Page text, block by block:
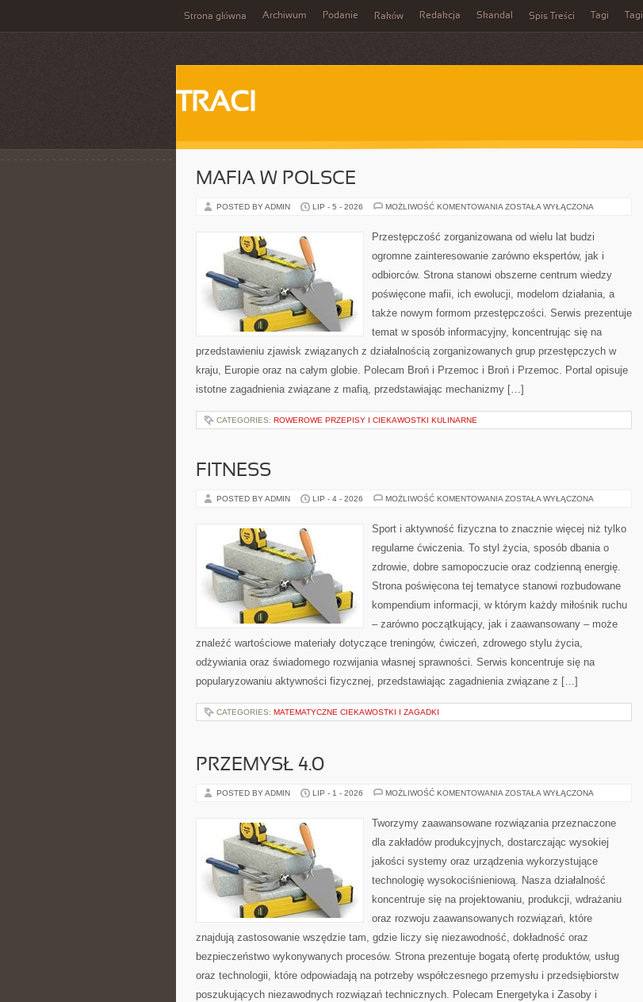
Strona główna Archiwum Podanie Raków Redakcja Skandal Spis Treści Tagi Tagi
TRACI
MAFIA W POLSCE
POSTED BY ADMIN LIP - 5 - 2026 MOŻLIWOŚĆ KOMENTOWANIA MAFIA
ZOSTAŁA WYŁĄCZONA
Przestępczość zorganizowana od wielu lat budzi
ogromne zainteresowanie zarówno ekspertów, jak i
odbiorców. Strona stanowi obszerne centrum wiedzy
poświęcone mafii, ich ewolucji, modelom działania, a
także nowym formom przestępczości. Serwis prezentuje
temat w sposób informacyjny, koncentrując się na
przedstawieniu zjawisk związanych z działalnością zorganizowanych grup przestępczych w
kraju, Europie oraz na całym globie. Polecam Broń i Przemoc i Broń i Przemoc. Portal opisuje
istotne zagadnienia związane z mafią, przedstawiając mechanizmy […]
CATEGORIES: ROWEROWE PRZEPISY I CIEKAWOSTKI KULINARNE
FITNESS
POSTED BY ADMIN LIP - 4 - 2026 MOŻLIWOŚĆ KOMENTOWANIA FITNESS
ZOSTAŁA WYŁĄCZONA
Sport i aktywność fizyczna to znacznie więcej niż tylko
regularne ćwiczenia. To styl życia, sposób dbania o
zdrowie, dobre samopoczucie oraz codzienną energię.
Strona poświęcona tej tematyce stanowi rozbudowane
kompendium informacji, w którym każdy miłośnik ruchu
– zarówno początkujący, jak i zaawansowany – może
znaleźć wartościowe materiały dotyczące treningów, ćwiczeń, zdrowego stylu życia,
odżywiania oraz świadomego rozwijania własnej sprawności. Serwis koncentruje się na
popularyzowaniu aktywności fizycznej, przedstawiając zagadnienia związane z […]
CATEGORIES: MATEMATYCZNE CIEKAWOSTKI I ZAGADKI
PRZEMYSŁ 4.0
POSTED BY ADMIN LIP - 1 - 2026 MOŻLIWOŚĆ KOMENTOWANIA PRZEMYSŁ
ZOSTAŁA WYŁĄCZONA
Tworzymy zaawansowane rozwiązania przeznaczone
dla zakładów produkcyjnych, dostarczając wysokiej
jakości systemy oraz urządzenia wykorzystujące
technologię wysokociśnieniową. Nasza działalność
koncentruje się na projektowaniu, produkcji, wdrażaniu
oraz rozwoju zaawansowanych rozwiązań, które
znajdują zastosowanie wszędzie tam, gdzie liczy się niezawodność, dokładność oraz
bezpieczeństwo wykonywanych procesów. Strona prezentuje bogatą ofertę produktów, usług
oraz technologii, które odpowiadają na potrzeby współczesnego przemysłu i przedsiębiorstw
poszukujących niezawodnych rozwiązań technicznych. Polecam Energetyka i Zasoby i